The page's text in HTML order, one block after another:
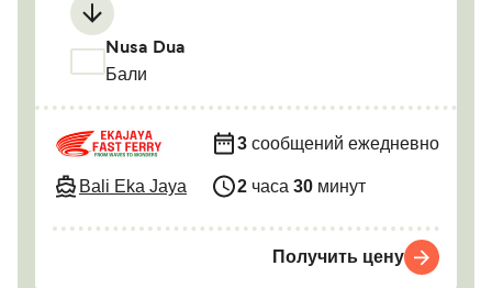
Nusa Dua
Бали
Bali Eka Jaya
3 сообщений ежедневно
2 часа 30 минут
Получить цену